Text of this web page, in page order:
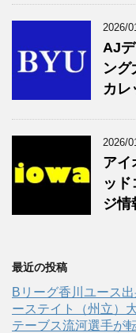
2026/
AJ
ング
カレ
2026/
アイ
ッ
ジ情
最近の投稿
Bリーグ香川ユース
ーステイト（州立）
テーブス流河選手が